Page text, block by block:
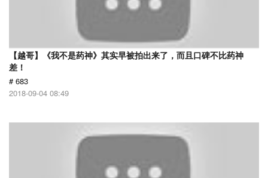
【越哥】《我不是药神》其实早被拍出来了，而且口碑不比药神
差！
# 683
2018-09-04 08:49